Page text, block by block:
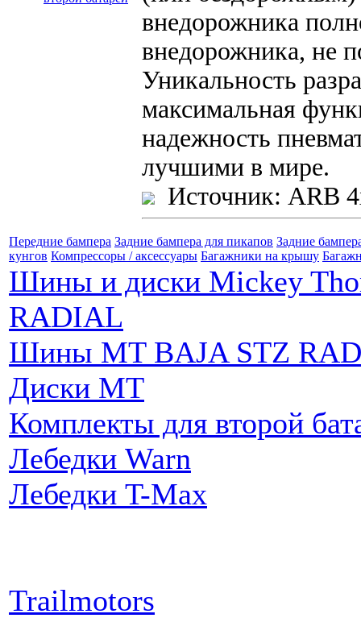
внедорожника
внедорожника, не
Уникальность
максимальная
надежность
лучшими в мире.
Источник: ARB
Передние бампера Задние бампера для пикапов Задние
кунгов Компрессоры / аксессуары Багажники на крышу
Шины и диски Mickey
RADIAL
Шины MT BAJA STZ
Диски MT
Комплекты для второй
Лебедки Warn
Лебедки T-Max
Trailmotors